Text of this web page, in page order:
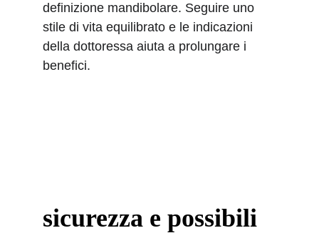
definizione mandibolare. Seguire uno
stile di vita equilibrato e le indicazioni
della dottoressa aiuta a prolungare i
benefici.
sicurezza e possibili